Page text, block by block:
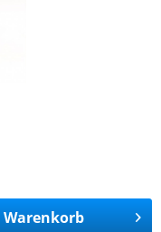
Warenkorb